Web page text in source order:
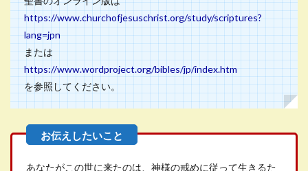
https://www.churchofjesuschrist.org/study/scriptures?
lang=jpn
または
https://www.wordproject.org/bibles/jp/index.htm
を参照してください。
あなたがこの世に来たのは、神様の戒めに従って生きるた